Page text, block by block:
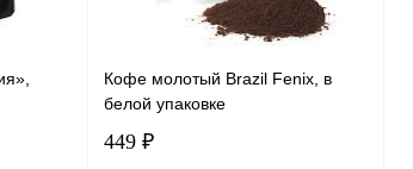
Кофе молотый Brazil Fenix, в
белой упаковке
449 ₽